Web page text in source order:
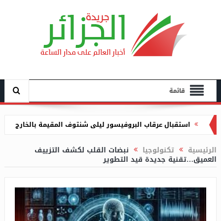
قائمة
العالمية لشباب حركة عدم الانحياز
إنقاذ 6 أشخاص تاهوا في غابة سلمى بن زيادة بجيجل
توقيف امرأتين تورطتا في محاولة تهريب 11 ألف و600
أورو إلى تركيا من مطار وهران
الرئيسية تكنولوجيا نبضات القلب لكشف التزييف
العميق…تقنية جديدة قيد التطوير